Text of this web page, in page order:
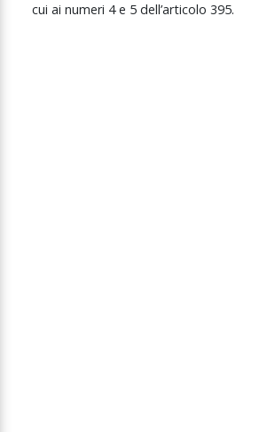
cui ai numeri 4e 5 dell’articolo 395.